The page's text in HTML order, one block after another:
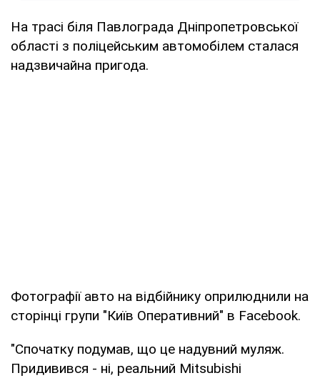
На трасі біля Павлограда Дніпропетровської
області з поліцейським автомобілем сталася
надзвичайна пригода.
Фотографії авто на відбійнику оприлюднили на
сторінці групи "Київ Оперативний" в Facebook.
"Спочатку подумав, що це надувний муляж.
Придивився - ні, реальний Mitsubishi